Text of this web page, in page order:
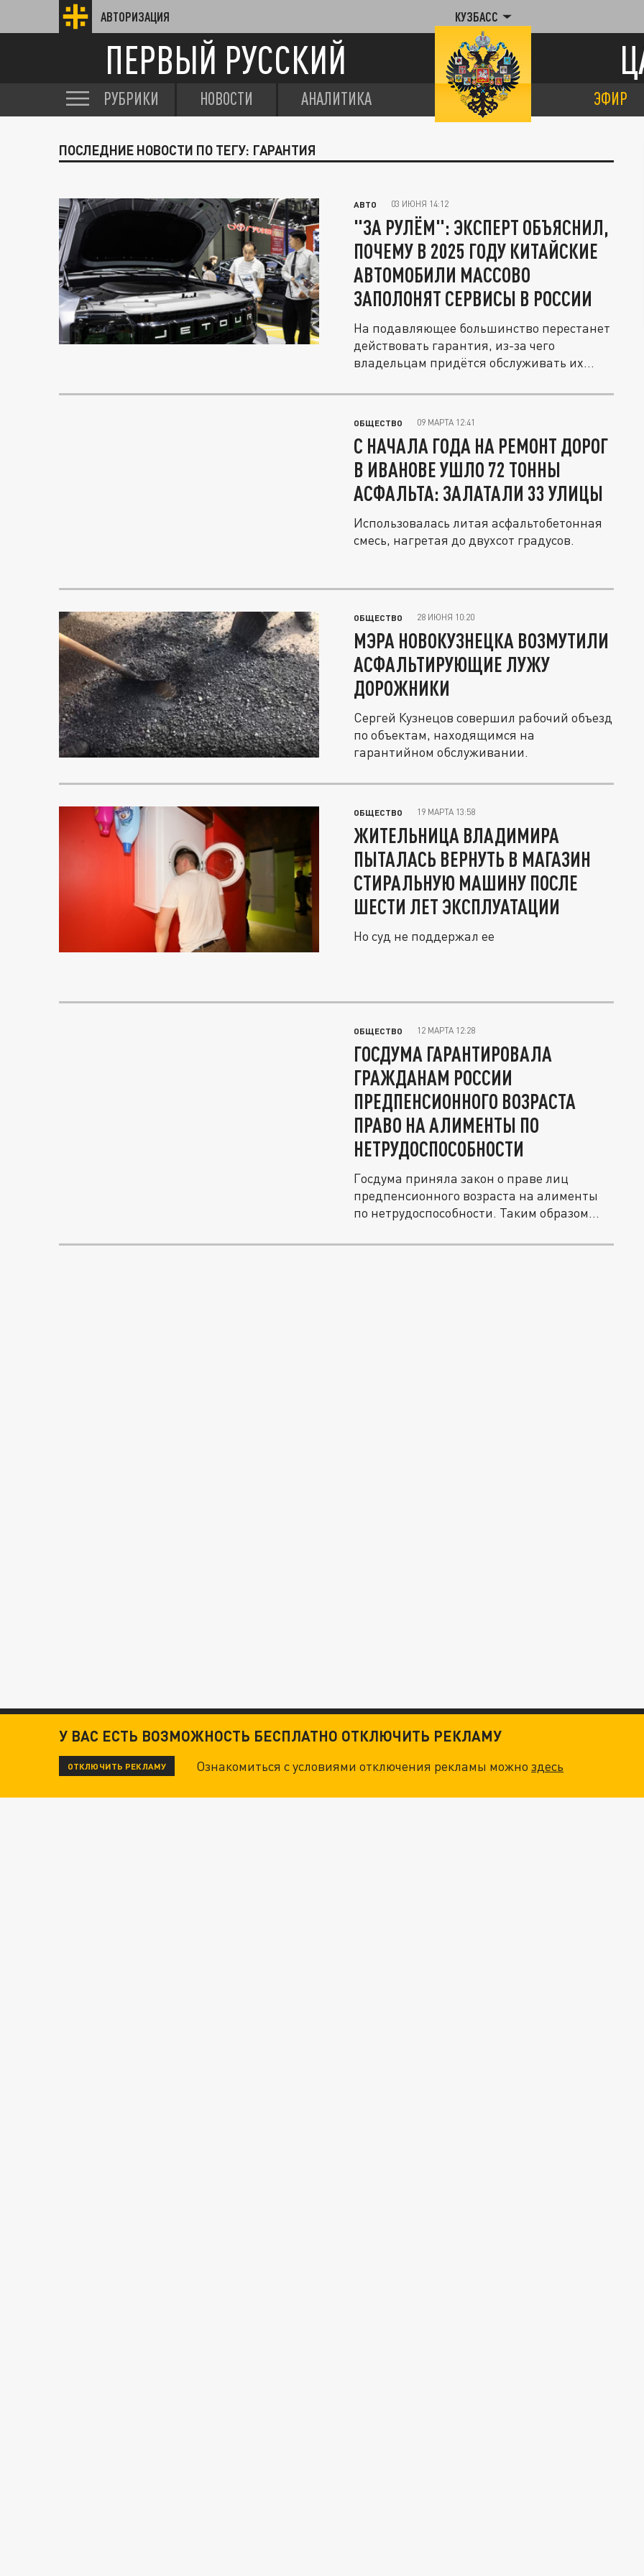
АВТОРИЗАЦИЯ КУЗБАСС
ПЕРВЫЙ РУССКИЙ
РУБРИКИ НОВОСТИ АНАЛИТИКА ЭФИР
ПОСЛЕДНИЕ НОВОСТИ ПО ТЕГУ: ГАРАНТИЯ
АВТО 03 ИЮНЯ 14:12
"ЗА РУЛЁМ": ЭКСПЕРТ ОБЪЯСНИЛ,
ПОЧЕМУ В 2025 ГОДУ КИТАЙСКИЕ
АВТОМОБИЛИ МАССОВО
ЗАПОЛОНЯТ СЕРВИСЫ В РОССИИ
На подавляющее большинство перестанет
действовать гарантия, из-за чего
владельцам придётся обслуживать их
ОБЩЕСТВО 09 МАРТА 12:41
С НАЧАЛА ГОДА НА РЕМОНТ ДОРОГ
В ИВАНОВЕ УШЛО 72 ТОННЫ
АСФАЛЬТА: ЗАЛАТАЛИ 33 УЛИЦЫ
Использовалась литая асфальтобетонная
смесь, нагретая до двухсот градусов.
ОБЩЕСТВО 28 ИЮНЯ 10:20
МЭРА НОВОКУЗНЕЦКА ВОЗМУТИЛИ
АСФАЛЬТИРУЮЩИЕ ЛУЖУ
ДОРОЖНИКИ
Сергей Кузнецов совершил рабочий объезд
по объектам, находящимся на
гарантийном обслуживании.
ОБЩЕСТВО 19 МАРТА 13:58
ЖИТЕЛЬНИЦА ВЛАДИМИРА
ПЫТАЛАСЬ ВЕРНУТЬ В МАГАЗИН
СТИРАЛЬНУЮ МАШИНУ ПОСЛЕ
ШЕСТИ ЛЕТ ЭКСПЛУАТАЦИИ
Но суд не поддержал ее
ОБЩЕСТВО 12 МАРТА 12:28
ГОСДУМА ГАРАНТИРОВАЛА
ГРАЖДАНАМ РОССИИ
ПРЕДПЕНСИОННОГО ВОЗРАСТА
ПРАВО НА АЛИМЕНТЫ ПО
НЕТРУДОСПОСОБНОСТИ
Госдума приняла закон о праве лиц
предпенсионного возраста на алименты
по нетрудоспособности. Таким образом...
У ВАС ЕСТЬ ВОЗМОЖНОСТЬ БЕСПЛАТНО ОТКЛЮЧИТЬ РЕКЛАМУ
ОТКЛЮЧИТЬ РЕКЛАМУ Ознакомиться с условиями отключения рекламы можноздесь